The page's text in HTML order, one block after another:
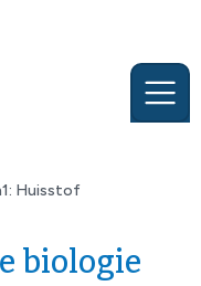
Huisstof
biologie